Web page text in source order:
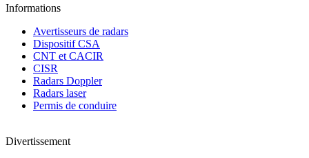
Informations
Avertisseurs de radars
Dispositif CSA
CNT et CACIR
CISR
Radars Doppler
Radars laser
Permis de conduire
Divertissement